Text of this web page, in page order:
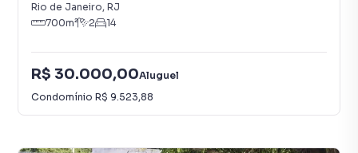
Rio de Janeiro, RJ
700m² 2 14
R$ 30.000,00Aluguel
Condomínio R$ 9.523,88